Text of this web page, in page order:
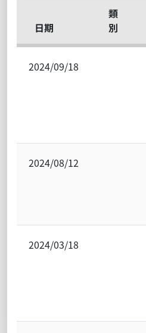
日期
類
別
2024/09/18
2024/08/12
2024/03/18